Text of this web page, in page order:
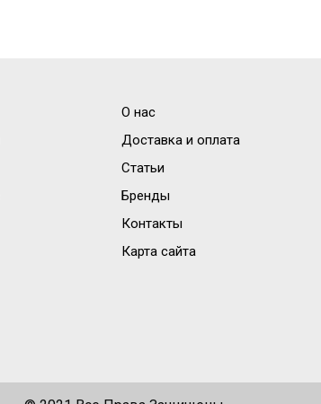
О нас
Доставка и оплата
Статьи
Бренды
Контакты
Карта сайта